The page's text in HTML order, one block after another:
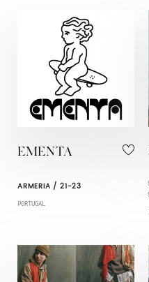
EMENTA
ARMERIA / 21-23
PORTUGAL